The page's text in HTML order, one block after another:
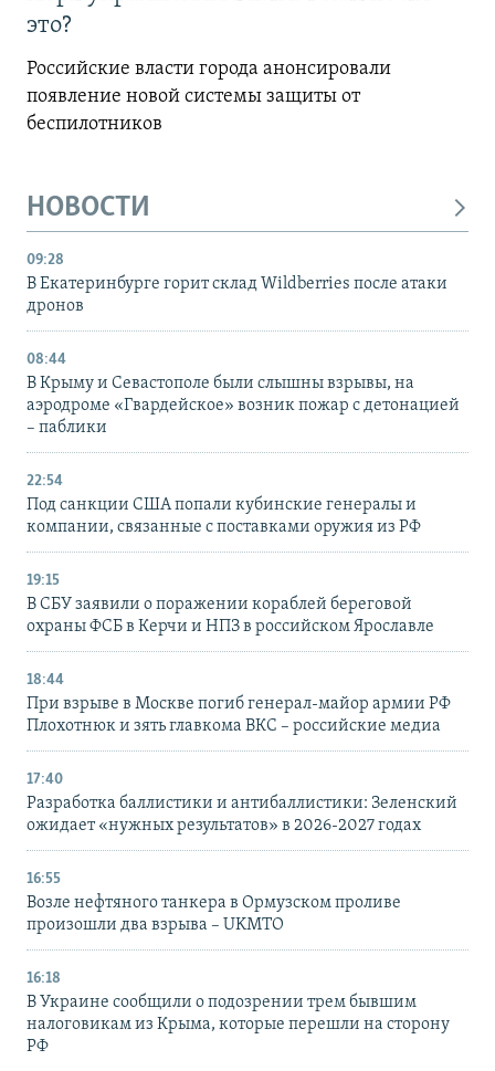
это?
Российские власти города анонсировали
появление новой системы защиты от
беспилотников
НОВОСТИ
09:28
В Екатеринбурге горит склад Wildberries после атаки
дронов
08:44
В Крыму и Севастополе были слышны взрывы, на
аэродроме «Гвардейское» возник пожар с детонацией
– паблики
22:54
Под санкции США попали кубинские генералы и
компании, связанные с поставками оружия из РФ
19:15
В СБУ заявили о поражении кораблей береговой
охраны ФСБ в Керчи и НПЗ в российском Ярославле
18:44
При взрыве в Москве погиб генерал-майор армии РФ
Плохотнюк и зять главкома ВКС – российские медиа
17:40
Разработка баллистики и антибаллистики: Зеленский
ожидает «нужных результатов» в 2026-2027 годах
16:55
Возле нефтяного танкера в Ормузском проливе
произошли два взрыва – UKMTO
16:18
В Украине сообщили о подозрении трем бывшим
налоговикам из Крыма, которые перешли на сторону
РФ